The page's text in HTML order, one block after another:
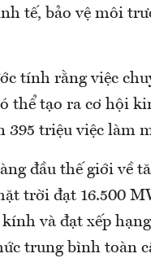
tế, bảo vệ môi
tính rằng việc
thể tạo ra cơ hội
395 triệu việc làm
đầu thế giới về
trời đạt 16.500
và đạt xếp hạng
trung bình toàn